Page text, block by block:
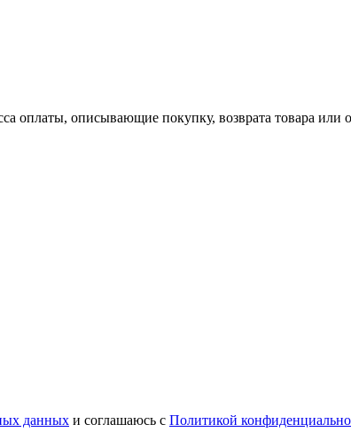
оплаты, описывающие покупку, возврата товара или
данных и соглашаюсь c Политикой